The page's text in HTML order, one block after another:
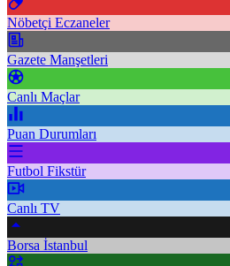
Nöbetçi Eczaneler
Gazete Manşetleri
Canlı Maçlar
Puan Durumları
Futbol Fikstür
Canlı TV
Borsa İstanbul